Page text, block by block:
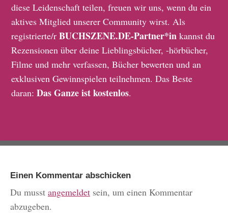
diese Leidenschaft teilen, freuen wir uns, wenn du ein
aktives Mitglied unserer Community wirst. Als
registrierte/rBUCHSZENE.DE-Partner*in kannst du
Rezensionen über deine Lieblingsbücher, -hörbücher,
Filme und mehr verfassen, Bücher bewerten und an
exklusiven Gewinnspielen teilnehmen. Das Beste
daran:Das Ganze ist kostenlos.
Einen Kommentar abschicken
Du musst angemeldet sein, um einen Kommentar
abzugeben.